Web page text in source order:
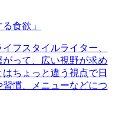
食欲」
フスタイルライター、
って、広い視野が求め
ちょっと違う視点で日
慣、メニューなどにつ